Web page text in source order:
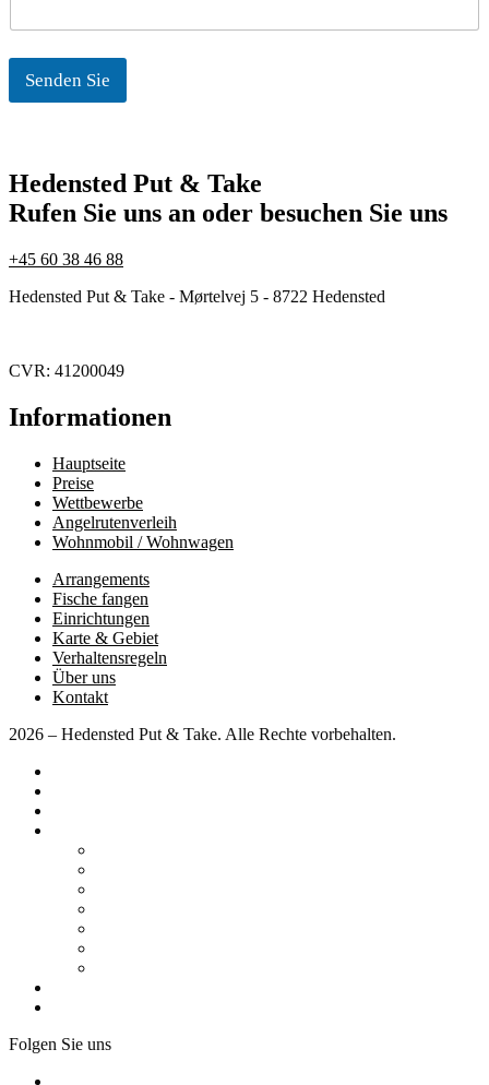
Senden Sie
Hedensted Put & Take
Rufen Sie uns an oder besuchen Sie uns
+45 60 38 46 88
Hedensted Put & Take - Mørtelvej 5 - 8722 Hedensted
CVR: 41200049
Informationen
Hauptseite
Preise
Wettbewerbe
Angelrutenverleih
Wohnmobil / Wohnwagen
Arrangements
Fische fangen
Einrichtungen
Karte & Gebiet
Verhaltensregeln
Über uns
Kontakt
2026 – Hedensted Put & Take. Alle Rechte vorbehalten.
Folgen Sie uns